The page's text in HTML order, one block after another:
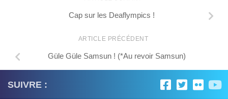
Cap sur les Deaflympics !
ARTICLE PRÉCÉDENT
Güle Güle Samsun ! (*Au revoir Samsun)
SUIVRE :